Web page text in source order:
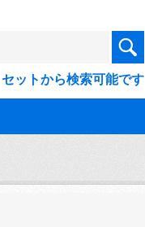
ットから検索可能です